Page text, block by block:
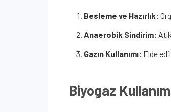
Besleme ve Hazırlık:
Anaerobik Sindirim:
Gazın Kullanımı: Elde
Biyogaz